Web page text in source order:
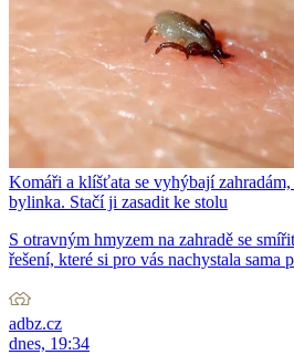
Komáři a klíšťata se vyhýbají zahradám,
bylinka. Stačí ji zasadit ke stolu
S otravným hmyzem na zahradě se
řešení, které si pro vás nachystala sama
adbz.cz
dnes, 19:34